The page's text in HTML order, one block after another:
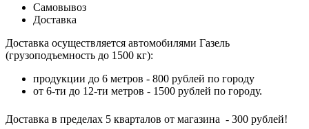
Самовывоз
Доставка
Доставка осуществляется автомобилями Газель
(грузоподъемность до 1500 кг):
продукции до 6 метров - 800 рублей по городу
от 6-ти до 12-ти метров - 1500 рублей по городу.
Доставка в пределах 5 кварталов от магазина - 300 рублей!